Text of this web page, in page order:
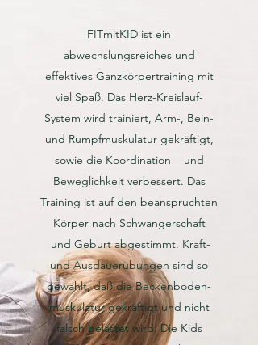
FITmitKID ist ein
abwechslungsreiches und
effektives Ganzkörpertraining mit
viel Spaß. Das Herz-Kreislauf-
System wird trainiert, Arm-, Bein-
und Rumpfmuskulatur gekräftigt,
sowie die Koordination und
Beweglichkeit verbessert. Das
Training ist auf den beanspruchten
Körper nach Schwangerschaft
und Geburt abgestimmt. Kraft-
und Ausdauerübungen sind so
gewählt, daß die Beckenboden-
muskulatur gekräftigt und nicht
falsch belastet wird. Die Kids